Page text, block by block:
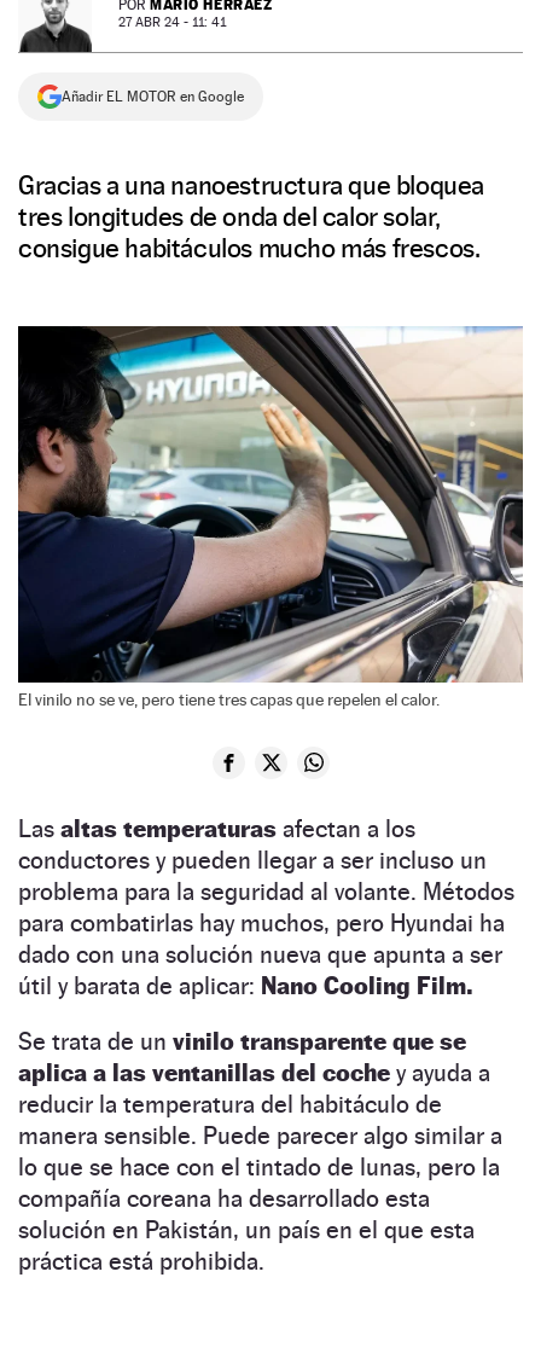
NEWSLETTER
SÍGUENOS
POR MARIO HERRÁEZ
27 ABR 24 - 11: 41
Añadir EL MOTOR en Google
Gracias a una nanoestructura que bloquea
tres longitudes de onda del calor solar,
consigue habitáculos mucho más frescos.
El vinilo no se ve, pero tiene tres capas que repelen el calor.
Las altas temperaturas afectan a los
conductores y pueden llegar a ser incluso un
problema para la seguridad al volante. Métodos
para combatirlas hay muchos, pero Hyundai ha
dado con una solución nueva que apunta a ser
útil y barata de aplicar: Nano Cooling Film.
Se trata de un vinilo transparente que se
aplica a las ventanillas del coche y ayuda a
reducir la temperatura del habitáculo de
manera sensible. Puede parecer algo similar a
lo que se hace con el tintado de lunas, pero la
compañía coreana ha desarrollado esta
solución en Pakistán, un país en el que esta
práctica está prohibida.